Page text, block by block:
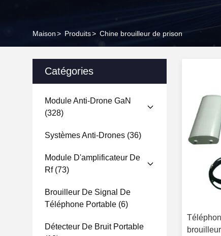
Maison> Produits> Chine brouilleur de prison
Catégories
Module Anti-Drone GaN
(328)
Systèmes Anti-Drones (36)
Module D'amplificateur De
Rf(73)
Brouilleur De Signal De
Téléphone Portable (6)
Détecteur De Bruit Portable